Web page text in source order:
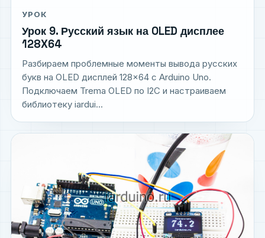
УРОК
Урок 9. Русский язык на OLED дисплее
128X64
Разбираем проблемные моменты вывода русских
букв на OLED дисплей 128×64 с Arduino Uno.
Подключаем Trema OLED по I2C и настраиваем
библиотеку iardui...